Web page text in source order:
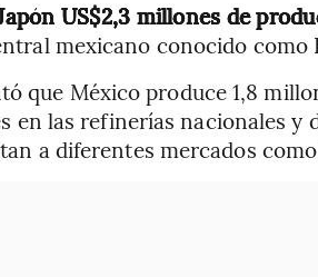
US$2,3 millones de
mexicano conocido como
que México produce 1,8
en las refinerías nacionales
a diferentes mercados